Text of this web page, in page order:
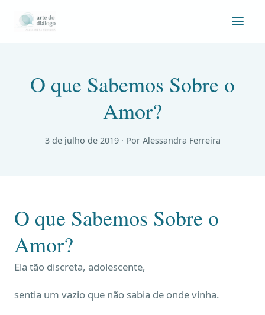
O que Sabemos Sobre o
Amor?
3 de julho de 2019· Por Alessandra Ferreira
O que Sabemos Sobre o
Amor?
Ela tão discreta, adolescente,
sentia um vazio que não sabia de onde vinha.